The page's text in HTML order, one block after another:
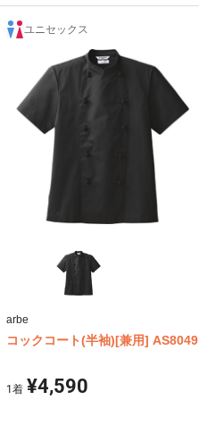
ユニセックス
arbe
コックコート(半袖)[兼用] AS8049
1着 ¥4,590